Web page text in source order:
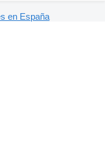
en España